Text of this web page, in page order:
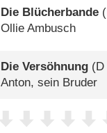
Die Blücherbande (
Ollie Ambusch
Die Versöhnung (D
Anton, sein Bruder